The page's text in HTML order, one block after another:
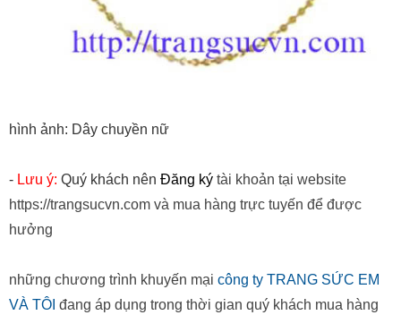
hình ảnh: Dây chuyền nữ
- Lưu ý: Quý khách nên Đăng ký tài khoản tại website
https://trangsucvn.com và mua hàng trực tuyến để được
hưởng
những chương trình khuyến mại công ty TRANG SỨC EM
VÀ TÔI đang áp dụng trong thời gian quý khách mua hàng